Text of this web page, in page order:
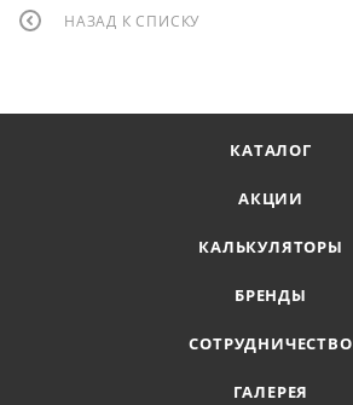
НАЗАД К СПИСКУ
КАТАЛОГ
АКЦИИ
КАЛЬКУЛЯТОРЫ
БРЕНДЫ
СОТРУДНИЧЕСТВО
ГАЛЕРЕЯ